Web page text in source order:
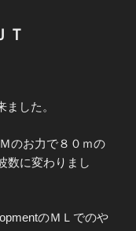
Ｔ
した。
のお力で８０ｍの
数に変わりまし
のＭＬでのや